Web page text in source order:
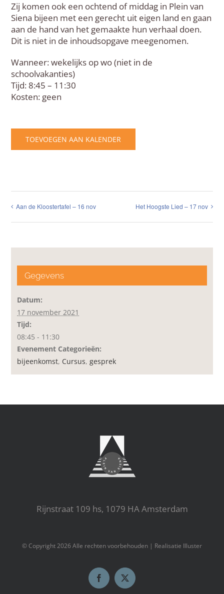
Zij komen ook een ochtend of middag in Plein van
Siena bijeen met een gerecht uit eigen land en gaan
aan de hand van het gemaakte hun verhaal doen.
Dit is niet in de inhoudsopgave meegenomen.
Wanneer: wekelijks op wo (niet in de
schoolvakanties)
Tijd: 8:45 – 11:30
Kosten: geen
TOEVOEGEN AAN KALENDER
Aan de Kloostertafel – 16 nov Het Hoogste Lied – 17 nov
Gegevens
Datum:
17 november 2021
Tijd:
08:45 - 11:30
Evenement Categorieën:
bijeenkomst, Cursus,gesprek
Rijnstraat 109 hs, 1079 HA Amsterdam
© Copyright2026 Alle rechten voorbehouden | Realisatie Illuster
Facebook
X